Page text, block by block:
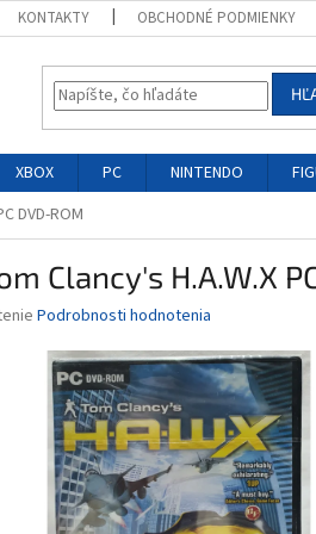
KONTAKTY OBCHODNÉ PODMIENKY
XBOX PC NINTENDO
DVD-ROM
Clancy's H.A.W.X
Podrobnosti hodnotenia